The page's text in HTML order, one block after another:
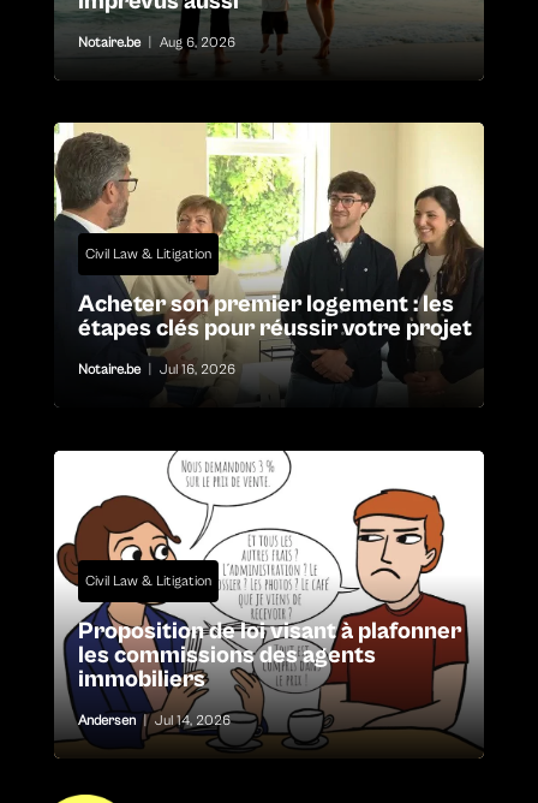
Notaire.be Aug 6, 2026
Civil Law & Litigation
Acheter son premier logement : les
étapes clés pour réussir votre projet
Notaire.be Jul 16, 2026
Civil Law & Litigation
Proposition de loi visant à plafonner
les commissions des agents
immobiliers
Andersen | Jul 14, 2026